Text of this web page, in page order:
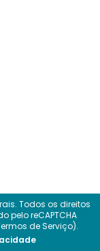
Todos os direitos
pelo reCAPTCHA
de Serviço).